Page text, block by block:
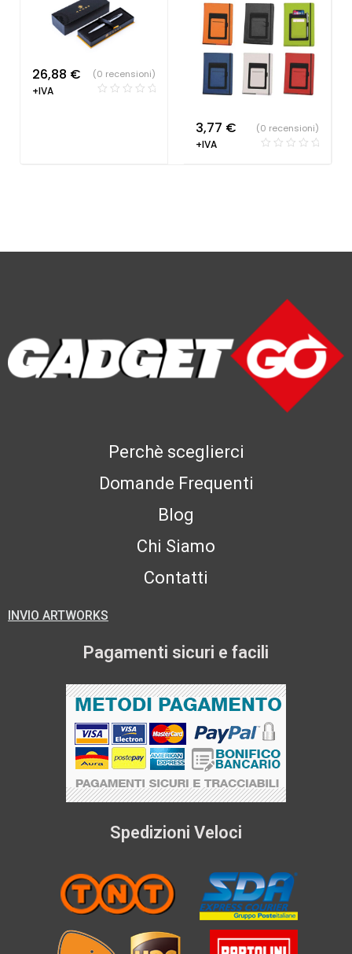
Sportive,Studio
dentistico
26,88 €
+IVA
(0 recensioni)
3,77 €
+IVA
(0 recensioni)
Perchè sceglierci
Domande Frequenti
Blog
Chi Siamo
Contatti
INVIO ARTWORKS
Pagamenti sicuri e facili
Spedizioni Veloci